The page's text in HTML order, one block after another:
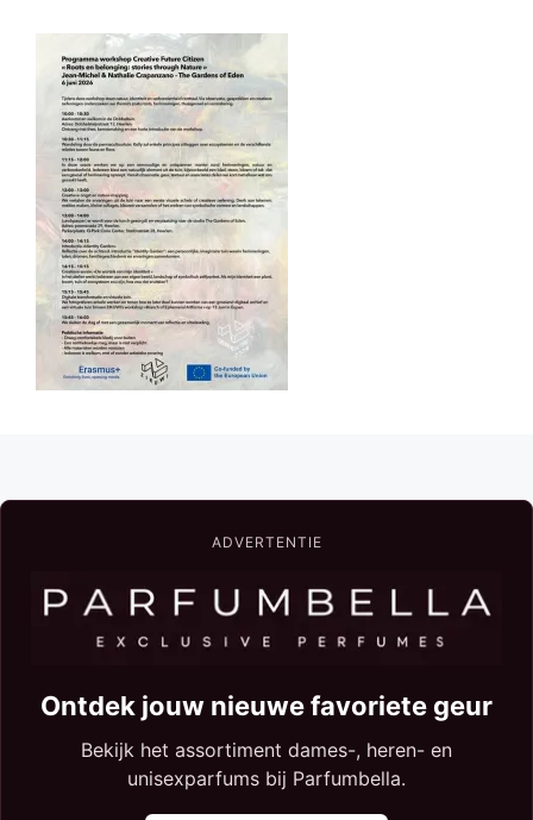
ADVERTENTIE
Ontdek jouw nieuwe favoriete geur
Bekijk het assortiment dames-, heren- en
unisexparfums bij Parfumbella.